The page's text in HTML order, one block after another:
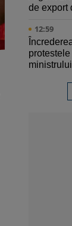
de export
12:59